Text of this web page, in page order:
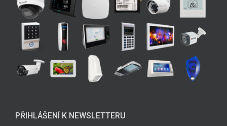
PŘIHLÁŠENÍ K NEWSLETTERU